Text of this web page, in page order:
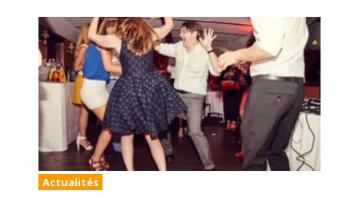
Actualités